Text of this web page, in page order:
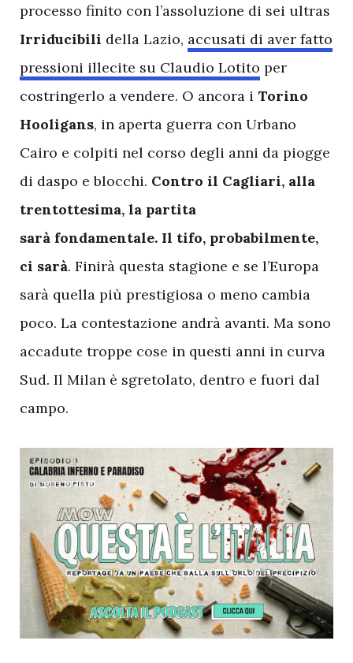
processo finito con l’assoluzione di sei ultras
Irriducibili della Lazio, accusati di aver fatto
pressioni illecite su Claudio Lotito per
costringerlo a vendere. O ancora i Torino
Hooligans, in aperta guerra con Urbano
Cairo e colpiti nel corso degli anni da piogge
di daspo e blocchi. Contro il Cagliari, alla
trentottesima, la partita
sarà fondamentale. Il tifo, probabilmente,
ci sarà. Finirà questa stagione e se l’Europa
sarà quella più prestigiosa o meno cambia
poco. La contestazione andrà avanti. Ma sono
accadute troppe cose in questi anni in curva
Sud. Il Milan è sgretolato, dentro e fuori dal
campo.